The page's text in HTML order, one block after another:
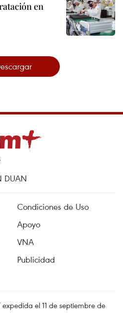
en
DUAN
Condiciones de Uso
Apoyo
VNA
Publicidad
expedida el 11 de septiembre de